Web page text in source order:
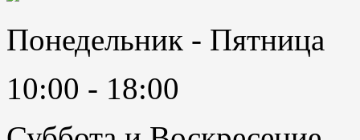
Понедельник - Пятница
10:00 - 18:00